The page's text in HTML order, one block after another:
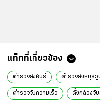
แท็กที่เกี่ยวข้อง
ตำรวจสิงห์บุรี ตำรวจสิงห์บุรีวู
ตํารวจจับความเร็ว ตั้งกล้องจับ